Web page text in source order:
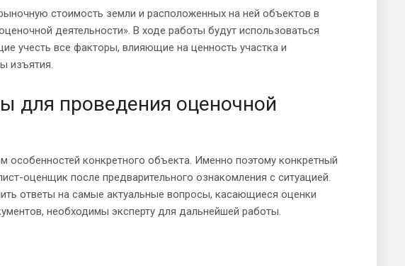
стоимость земли и расположенных на ней объектов в
деятельности». В ходе работы будут использоваться
учесть все факторы, влияющие на ценность участка и
изъятия.
для проведения оценочной
конкретного объекта. Именно поэтому конкретный
оценщик после предварительного ознакомления с ситуацией.
ответы на самые актуальные вопросы, касающиеся оценки
необходимы эксперту для дальнейшей работы.